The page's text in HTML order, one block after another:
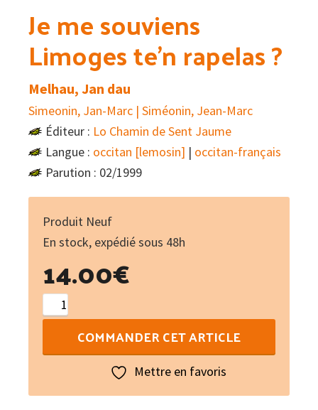
Je me souviens
Limoges te’n rapelas ?
Melhau, Jan dau
Simeonin, Jan-Marc | Siméonin, Jean-Marc
Éditeur : Lo Chamin de Sent Jaume
Langue : occitan [lemosin] | occitan-français
Parution : 02/1999
Produit Neuf
En stock, expédié sous 48h
14.00€
quantité
de
COMMANDER CET ARTICLE
Mettre en favoris